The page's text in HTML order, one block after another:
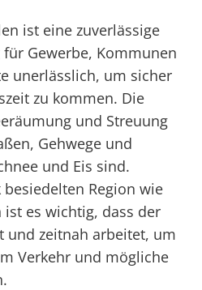
ist eine zuverlässige
Gewerbe, Kommunen
unerlässlich, um sicher
zu kommen. Die
und Streuung
Gehwege und
und Eis sind.
Region wie
es wichtig, dass der
und zeitnah arbeitet, um
Verkehr und mögliche